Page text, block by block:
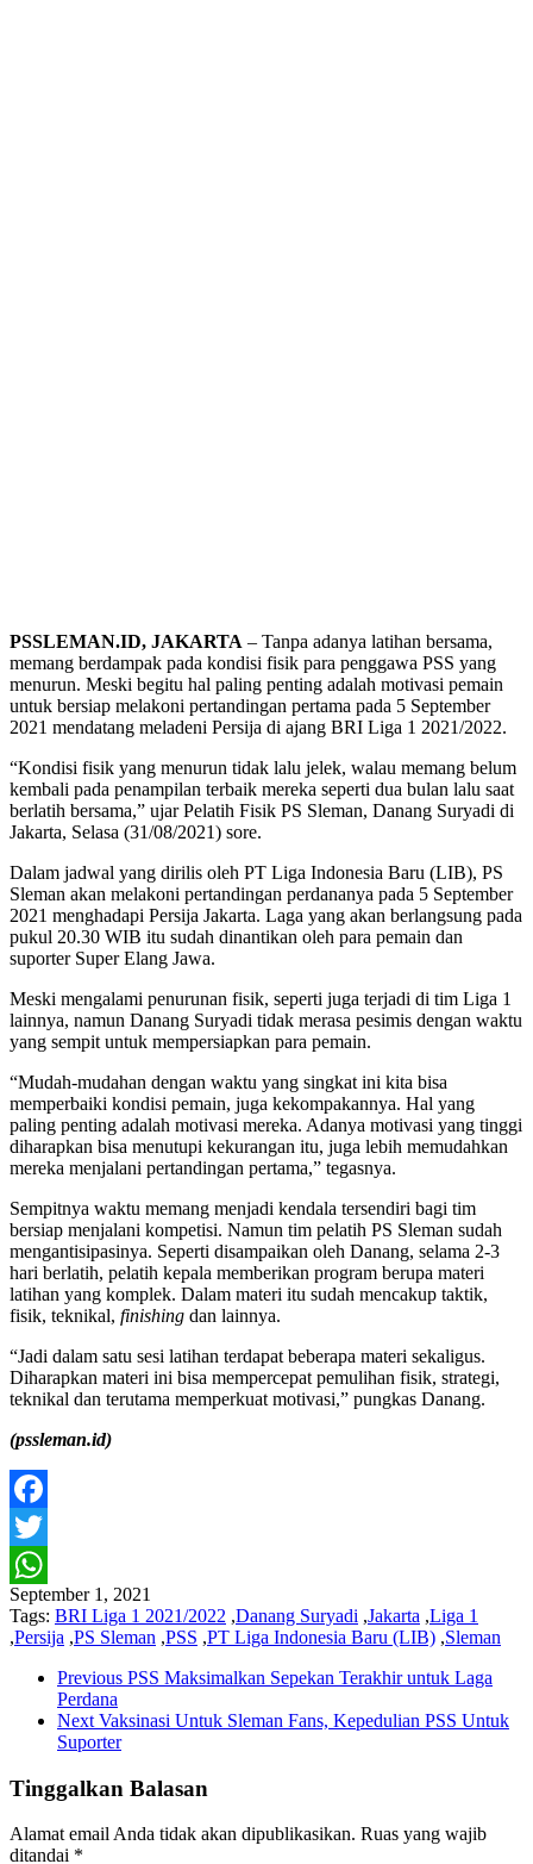
PSSLEMAN.ID, JAKARTA – Tanpa adanya latihan bersama,
memang berdampak pada kondisi fisik para penggawa PSS yang
menurun. Meski begitu hal paling penting adalah motivasi pemain
untuk bersiap melakoni pertandingan pertama pada 5 September
2021 mendatang meladeni Persija di ajang BRI Liga 1 2021/2022.
“Kondisi fisik yang menurun tidak lalu jelek, walau memang belum
kembali pada penampilan terbaik mereka seperti dua bulan lalu saat
berlatih bersama,” ujar Pelatih Fisik PS Sleman, Danang Suryadi di
Jakarta, Selasa (31/08/2021) sore.
Dalam jadwal yang dirilis oleh PT Liga Indonesia Baru (LIB), PS
Sleman akan melakoni pertandingan perdananya pada 5 September
2021 menghadapi Persija Jakarta. Laga yang akan berlangsung pada
pukul 20.30 WIB itu sudah dinantikan oleh para pemain dan
suporter Super Elang Jawa.
Meski mengalami penurunan fisik, seperti juga terjadi di tim Liga 1
lainnya, namun Danang Suryadi tidak merasa pesimis dengan waktu
yang sempit untuk mempersiapkan para pemain.
“Mudah-mudahan dengan waktu yang singkat ini kita bisa
memperbaiki kondisi pemain, juga kekompakannya. Hal yang
paling penting adalah motivasi mereka. Adanya motivasi yang tinggi
diharapkan bisa menutupi kekurangan itu, juga lebih memudahkan
mereka menjalani pertandingan pertama,” tegasnya.
Sempitnya waktu memang menjadi kendala tersendiri bagi tim
bersiap menjalani kompetisi. Namun tim pelatih PS Sleman sudah
mengantisipasinya. Seperti disampaikan oleh Danang, selama 2-3
hari berlatih, pelatih kepala memberikan program berupa materi
latihan yang komplek. Dalam materi itu sudah mencakup taktik,
fisik, teknikal, finishing dan lainnya.
“Jadi dalam satu sesi latihan terdapat beberapa materi sekaligus.
Diharapkan materi ini bisa mempercepat pemulihan fisik, strategi,
teknikal dan terutama memperkuat motivasi,” pungkas Danang.
(pssleman.id)
Facebook
Twitter
WhatsApp
September 1, 2021
Tags: BRI Liga 1 2021/2022 ,Danang Suryadi ,Jakarta ,Liga 1
,Persija ,PS Sleman ,PSS ,PT Liga Indonesia Baru (LIB) ,Sleman
Previous PSS Maksimalkan Sepekan Terakhir untuk Laga
Perdana
Next Vaksinasi Untuk Sleman Fans, Kepedulian PSS Untuk
Suporter
Tinggalkan Balasan
Alamat email Anda tidak akan dipublikasikan. Ruas yang wajib
ditandai *